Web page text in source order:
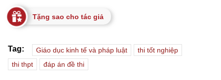
Tặng sao cho tác giả
Tag: Giáo dục kinh tế và pháp luật
thi tốt nghiệp
thi thpt
đáp án đề thi